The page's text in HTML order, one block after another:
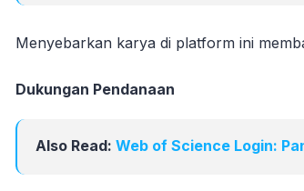
Menyebarkan karya di platform ini
Dukungan Pendanaan
Also Read: Web of Science Login: